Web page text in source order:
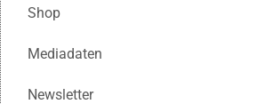
Shop
Mediadaten
Newsletter